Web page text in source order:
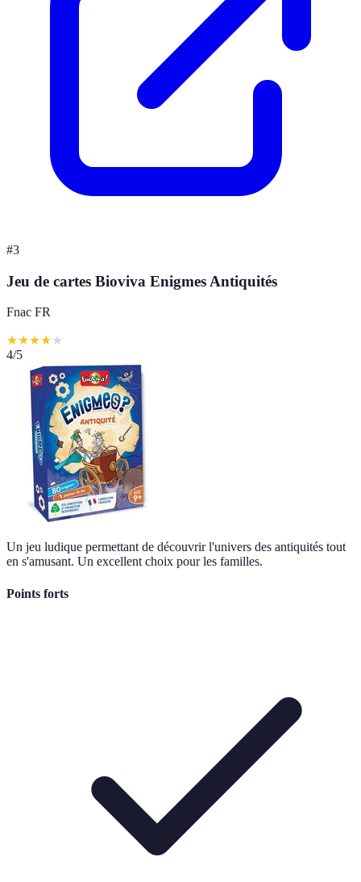
#3
Jeu de cartes Bioviva Enigmes Antiquités
Fnac FR
★★★★★
4/5
Un jeu ludique permettant de découvrir l'univers des antiquités tout
en s'amusant. Un excellent choix pour les familles.
Points forts